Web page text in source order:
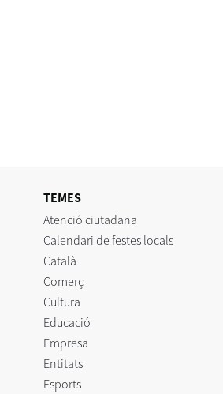
TEMES
Atenció ciutadana
Calendari de festes locals
Català
Comerç
Cultura
Educació
Empresa
Entitats
Esports